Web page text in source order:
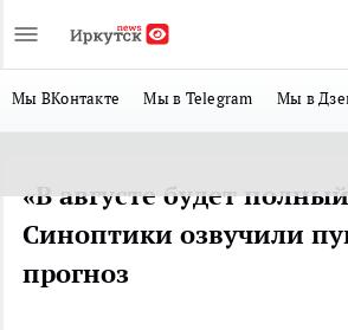
Мы ВКонтакте Мы в Telegram Мы в
«В августе будет
Синоптики озвучили
прогноз